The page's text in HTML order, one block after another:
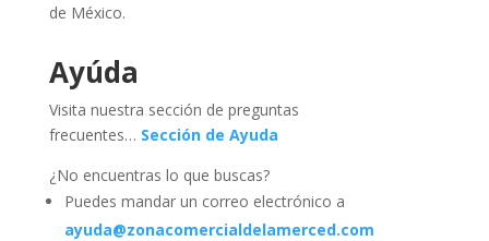
de México.
Ayúda
Visita nuestra sección de preguntas
frecuentes… Sección de Ayuda
¿No encuentras lo que buscas?
Puedes mandar un correo electrónico a
ayuda@zonacomercialdelamerced.com